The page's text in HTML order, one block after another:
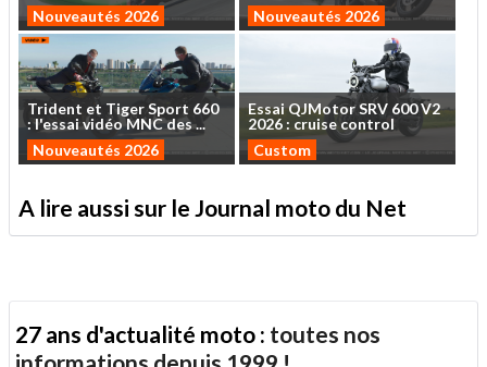
Nouveautés 2026
Nouveautés 2026
Trident et TigerSport 660
: l'essaividéoMNCdes...
Nouveautés 2026
EssaiQJMotorSRV 600V2
2026 : cruise control
Custom
A lire aussi sur le Journal moto du Net
27 ans d'actualité moto : toutes nos